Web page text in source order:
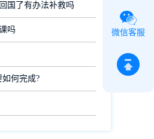
国了有办法补救吗
吗
何完成?
微信客服